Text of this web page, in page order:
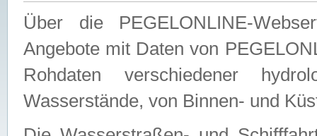
Über die PEGELONLINE-
Angebote mit Daten von
Rohdaten verschiedener
Wasserstände, von Binnen- und